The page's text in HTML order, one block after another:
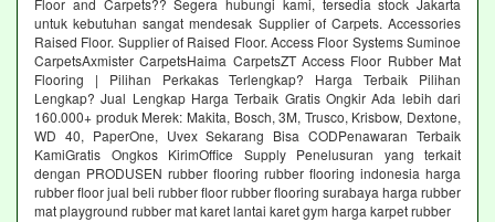
Floor and Carpets?? Segera hubungi kami, tersedia stock Jakarta
untuk kebutuhan sangat mendesak Supplier of Carpets. Accessories
Raised Floor. Supplier of Raised Floor. Access Floor Systems Suminoe
CarpetsAxmister CarpetsHaima CarpetsZT Access Floor Rubber Mat
Flooring | Pilihan Perkakas Terlengkap? Harga Terbaik Pilihan
Lengkap? Jual Lengkap Harga Terbaik Gratis Ongkir Ada lebih dari
160.000+ produk Merek: Makita, Bosch, 3M, Trusco, Krisbow, Dextone,
WD 40, PaperOne, Uvex Sekarang Bisa CODPenawaran Terbaik
KamiGratis Ongkos KirimOffice Supply Penelusuran yang terkait
dengan PRODUSEN rubber flooring rubber flooring indonesia harga
rubber floor jual beli rubber floor rubber flooring surabaya harga rubber
mat playground rubber mat karet lantai karet gym harga karpet rubber